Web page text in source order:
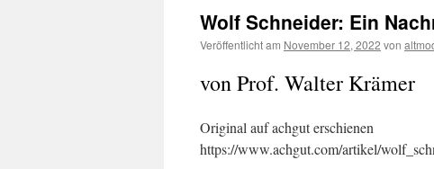
Wolf Schneider: Ein
Veröffentlicht am November 12, 2022 von
von Prof. Walter Krämer
Original auf achgut erschienen
https://www.achgut.com/artikel/